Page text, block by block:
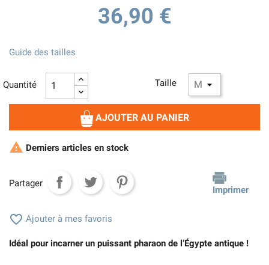
36,90 €
Taille
Guide des tailles
Quantité
AJOUTER AU PANIER
 Derniers articles en stock
Partager
Imprimer
 Ajouter à mes favoris
Idéal pour incarner un puissant pharaon de l’Égypte antique !